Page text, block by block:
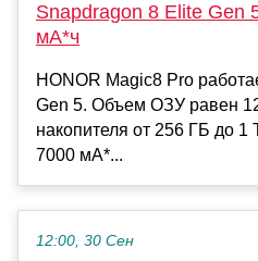
Snapdragon 8 Elite Gen
мА*ч
HONOR Magic8 Pro
Gen 5. Объем ОЗУ равен
накопителя от 256 ГБ до 1
7000 мА*...
12:00, 30 Сен